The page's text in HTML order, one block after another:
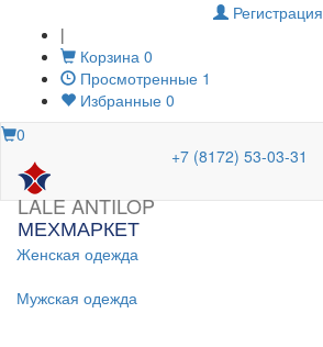
Регистрация
|
Корзина 0
Просмотренные 1
Избранные 0
0
LALE ANTILOP
МЕХМАРКЕТ
+7 (8172) 53-03-31
Женская одежда
Мужская одежда